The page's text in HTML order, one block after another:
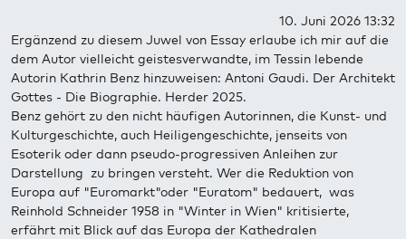
10. Juni 2026 13:32
Ergänzend zu diesem Juwel von Essay erlaube ich mir auf die
dem Autor vielleicht geistesverwandte, im Tessin lebende
Autorin Kathrin Benz hinzuweisen: Antoni Gaudi. Der Architekt
Gottes - Die Biographie. Herder 2025.
Benz gehört zu den nicht häufigen Autorinnen, die Kunst- und
Kulturgeschichte, auch Heiligengeschichte, jenseits von
Esoterik oder dann pseudo-progressiven Anleihen zur
Darstellung zu bringen versteht. Wer die Reduktion von
Europa auf "Euromarkt"oder "Euratom" bedauert, was
Reinhold Schneider 1958 in "Winter in Wien" kritisierte,
erfährt mit Blick auf das Europa der Kathedralen